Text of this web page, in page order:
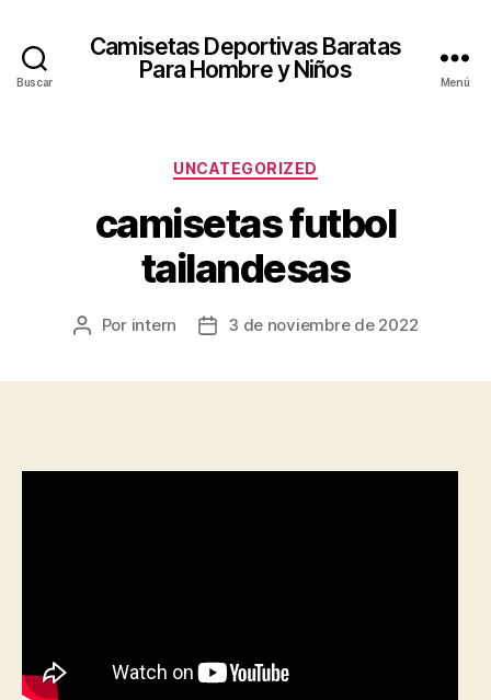
Buscar
Camisetas Deportivas Baratas
Para Hombre y Niños
Menú
Categorías
UNCATEGORIZED
camisetas futbol
tailandesas
Autor
Por intern
Fecha3 de noviembre de 2022